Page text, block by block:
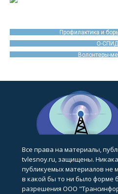
Профилактика и
О-
Волонтеры-
Все права на материалы,
tvlesnoy.ru, защищены.
публикуемых материалов не
в какой бы то ни было форме
разрешения ООО